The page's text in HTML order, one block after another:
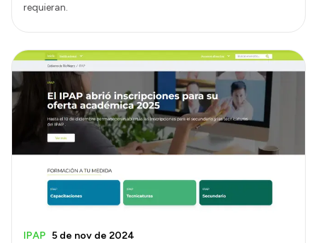
requieran.
IPAP 5 de nov de 2024